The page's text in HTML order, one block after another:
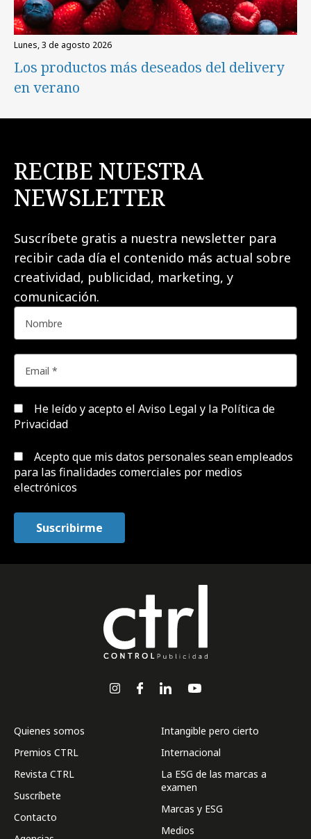
lunes, 3 de agosto 2026
Los productos más deseados del delivery
en verano
RECIBE NUESTRA
NEWSLETTER
Suscríbete gratis a nuestra newsletter para
recibir cada día el contenido más actual sobre
creatividad, publicidad, marketing, y
comunicación.
He leído y acepto el Aviso Legal y la Política de
Privacidad
Acepto que mis datos personales sean empleados
para las finalidades comerciales por medios
electrónicos
Quienes somos
Premios CTRL
Revista CTRL
Suscríbete
Contacto
Intangible pero cierto
Internacional
La ESG de las marcas a
examen
Marcas y ESG
Medios